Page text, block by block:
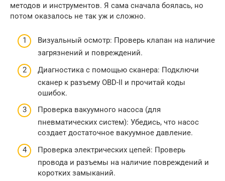
методов и инструментов. Я сама сначала боялась, но
потом оказалось не так уж и сложно.
Визуальный осмотр: Проверь клапан на наличие
загрязнений и повреждений.
Диагностика с помощью сканера: Подключи
сканер к разъему OBD-II и прочитай коды
ошибок.
Проверка вакуумного насоса (для
пневматических систем): Убедись, что насос
создает достаточное вакуумное давление.
Проверка электрических цепей: Проверь
провода и разъемы на наличие повреждений и
коротких замыканий.